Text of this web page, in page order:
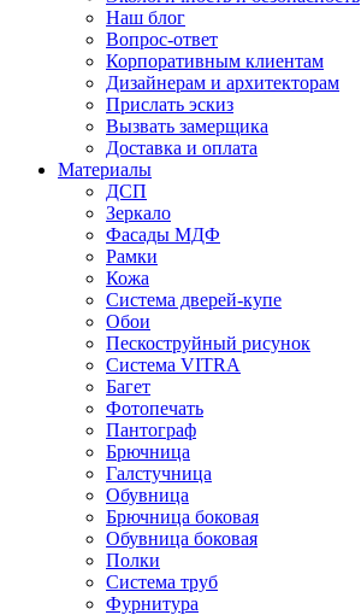
Наш блог
Вопрос-ответ
Корпоративным клиентам
Дизайнерам и архитекторам
Прислать эскиз
Вызвать замерщика
Доставка и оплата
Материалы
ДСП
Зеркало
Фасады МДФ
Рамки
Кожа
Система дверей-купе
Обои
Пескоструйный рисунок
Система VITRA
Багет
Фотопечать
Пантограф
Брючница
Галстучница
Обувница
Брючница боковая
Обувница боковая
Полки
Система труб
Фурнитура